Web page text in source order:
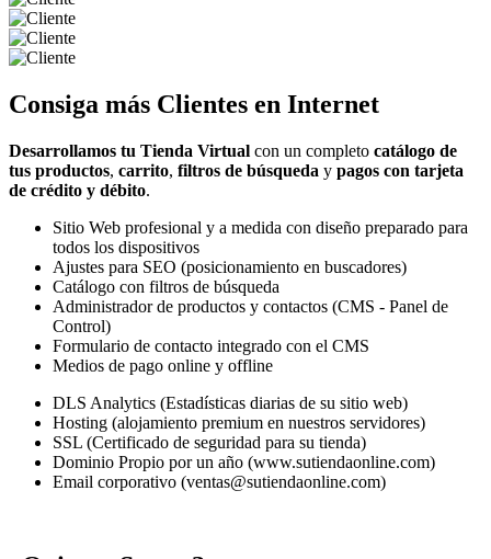
Consiga más Clientes en Internet
Desarrollamos tu Tienda Virtual con un completo catálogo de
tus productos, carrito, filtros de búsqueda y pagos con tarjeta
de crédito y débito.
Sitio Web profesional y a medida con diseño preparado para
todos los dispositivos
Ajustes para SEO (posicionamiento en buscadores)
Catálogo con filtros de búsqueda
Administrador de productos y contactos (CMS - Panel de
Control)
Formulario de contacto integrado con el CMS
Medios de pago online y offline
DLS Analytics (Estadísticas diarias de su sitio web)
Hosting (alojamiento premium en nuestros servidores)
SSL (Certificado de seguridad para su tienda)
Dominio Propio por un año (www.sutiendaonline.com)
Email corporativo (ventas@sutiendaonline.com)